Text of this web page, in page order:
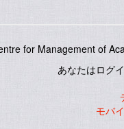
for Management of
あなたはログ
モバ